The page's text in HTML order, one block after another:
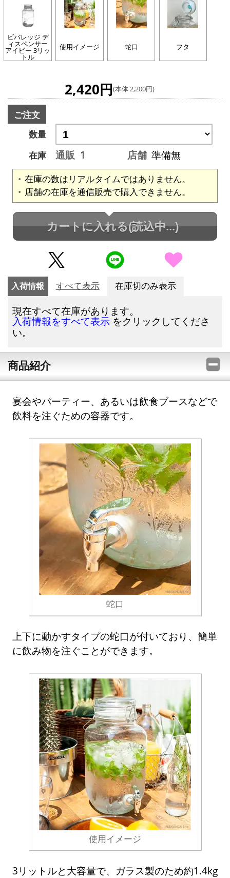
ビバレッジ デ
ィスペンサー
アイビー 3リッ
トル
使用イメージ 蛇口 フタ
2,420円(本体 2,200円)
ご注文
数量
在庫
通販 1 店舗 準備無
在庫の数はリアルタイムではありません。
店舗の在庫を通信販売で購入できません。
カートに入れる(読込中...)
入荷情報 すべて表示 在庫切のみ表示
現在すべて在庫があります。
入荷情報をすべて表示 をクリックしてくださ
い。
商品紹介
宴会やパーティー、あるいは飲食ブースなどで
飲料を注ぐための容器です。
蛇口
上下に動かすタイプの蛇口が付いており、簡単
に飲み物を注ぐことができます。
使用イメージ
3リットルと大容量で、ガラス製のため約1.4kg